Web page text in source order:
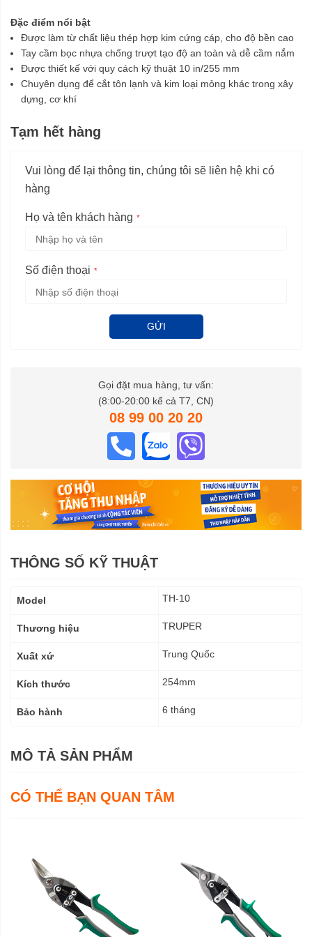
Đặc điểm nổi bật
Được làm từ chất liệu thép hợp kim cứng cáp, cho độ bền cao
Tay cầm bọc nhựa chống trượt tạo độ an toàn và dễ cầm nắm
Được thiết kế với quy cách kỹ thuật 10 in/255 mm
Chuyên dụng để cắt tôn lạnh và kim loại mỏng khác trong xây
dựng, cơ khí
Tạm hết hàng
Vui lòng để lại thông tin, chúng tôi sẽ liên hệ khi có
hàng
Họ và tên khách hàng
Số điện thoại
GỬI
Gọi đặt mua hàng, tư vấn:
(8:00-20:00 kể cả T7, CN)
08 99 00 20 20
THÔNG SỐ KỸ THUẬT
kỹ
Model TH-10
Thương hiệu TRUPER
Xuất xứ Trung Quốc
Kích thước 254mm
Bảo hành 6 tháng
MÔ TẢ SẢN PHẨM
CÓ THỂ BẠN QUAN TÂM